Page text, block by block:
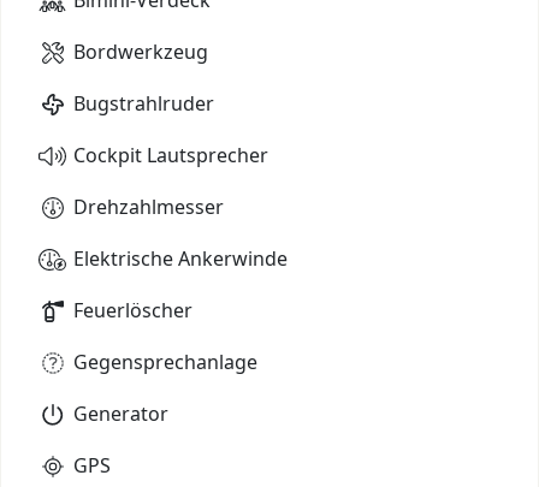
Bordwerkzeug
Bugstrahlruder
Cockpit Lautsprecher
Drehzahlmesser
Elektrische Ankerwinde
Feuerlöscher
Gegensprechanlage
Generator
GPS